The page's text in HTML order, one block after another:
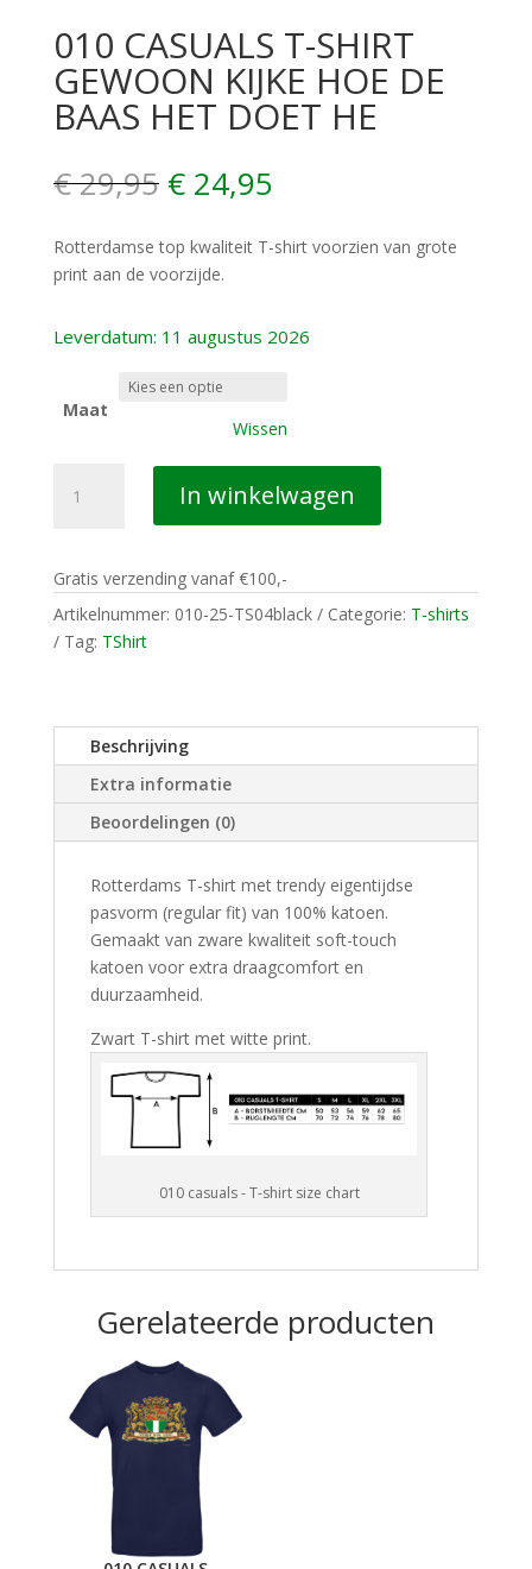
010 CASUALS T-SHIRT
GEWOON KIJKE HOE DE
BAAS HET DOET HE
€29,95 Oorspronkelijke
prijs
was:
€ 29,95.
€24,95Huidige
is:
€ 24,95.
Rotterdamse top kwaliteit T-shirt voorzien van grote
print aan de voorzijde.
Leverdatum: 11 augustus 2026
Maat
Wissen
CASUALS
GEWOON
KIJKE
HOE
HET
DOET
aantal
In winkelwagen
Gratis verzending vanaf €100,-
Artikelnummer: 010-25-TS04black Categorie: T-shirts
Tag: TShirt
Beschrijving
Extra informatie
Beoordelingen (0)
Rotterdams T-shirt met trendy eigentijdse
pasvorm (regular fit) van 100% katoen.
Gemaakt van zware kwaliteit soft-touch
katoen voor extra draagcomfort en
duurzaamheid.
Zwart T-shirt met witte print.
010 casuals - T-shirt size chart
Gerelateerde producten